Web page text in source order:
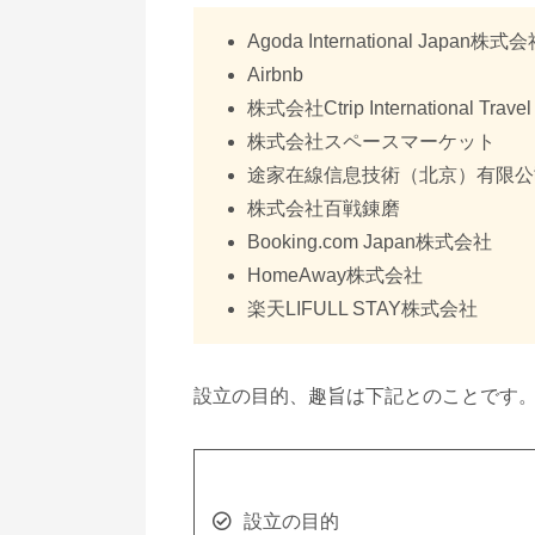
Agoda International Japan株式会
Airbnb
株式会社Ctrip International Travel
株式会社スペースマーケット
途家在線信息技術（北京）有限公
株式会社百戦錬磨
Booking.com Japan株式会社
HomeAway株式会社
楽天LIFULL STAY株式会社
設立の目的、趣旨は下記とのことです。
設立の目的